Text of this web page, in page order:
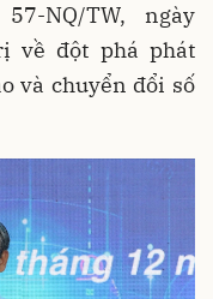
NQ/TW, ngày
về đột phá phát
và chuyển đổi số